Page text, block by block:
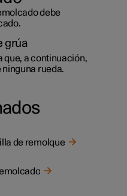
debe
grúa
que, a continuación,
ninguna rueda.
de remolque